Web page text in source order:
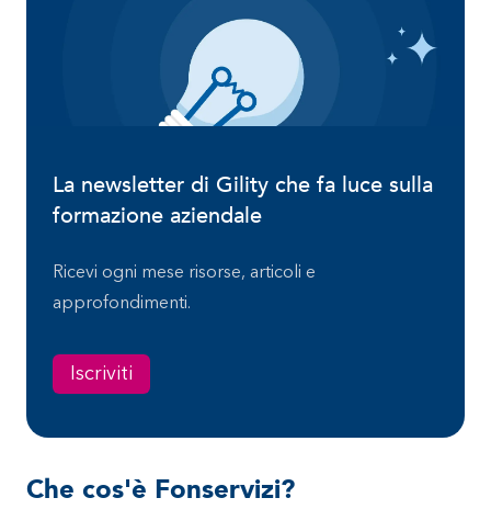
La newsletter di Gility che fa luce sulla
formazione aziendale
Ricevi ogni mese risorse, articoli e
approfondimenti.
Iscriviti
Che cos'è Fonservizi?